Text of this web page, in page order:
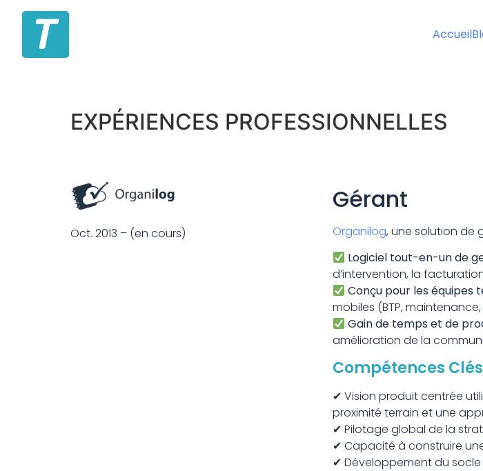
Accueil
EXPÉRIENCES PROFESSIONNELLES
Oct. 2013 – (en cours)
Gérant
Organilog, une solution de
Logiciel tout-en-un de
d’intervention, la
Conçu pour les équipes
mobiles (BTP,
Gain de temps et de
amélioration de la
Compétences Clés
✔ Vision produit centrée
proximité terrain et une
✔ Pilotage global de la
✔ Capacité à construire
✔ Développement du